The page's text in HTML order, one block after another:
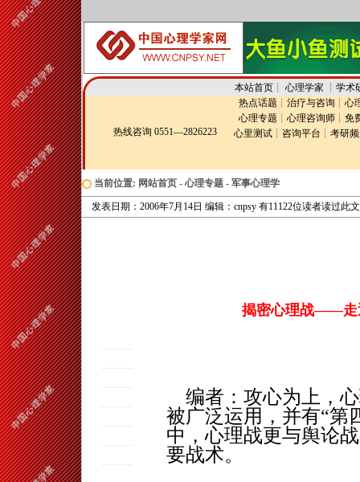
本站首页┊ 心理学家 ┊ 学术
热线咨询 0551—2826223
热点话题 ┊ 治疗与咨询 ┊ 心
心理专题 ┊ 心理咨询师 ┊ 免
心里测试 ┊ 咨询平台 ┊ 考研
当前位置: 网站首页 - 心理专题 - 军事心理学
发表日期：2006年7月14日 编辑：cnpsy 有11122位读者读过此
揭密心理战——走
编者：攻心为上，
被广泛运用，并有“第
中，心理战更与舆论
要战术。